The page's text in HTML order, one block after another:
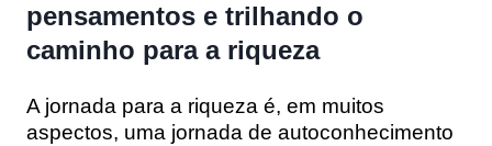
pensamentos e trilhando o
caminho para a riqueza
A jornada para a riqueza é, em muitos
aspectos, uma jornada de autoconhecimento